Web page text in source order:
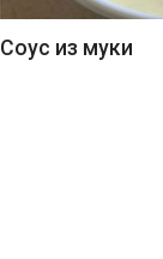
Соус из муки